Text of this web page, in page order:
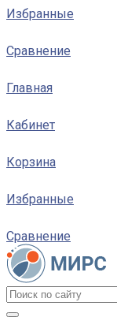
Избранные
Сравнение
Главная
Кабинет
Корзина
Избранные
Сравнение